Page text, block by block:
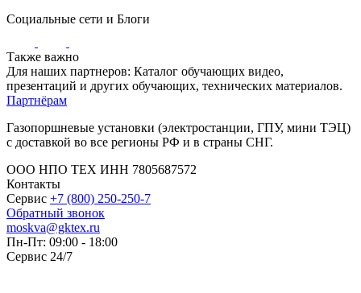
Социальные сети и Блоги
Также важно
Для наших партнеров: Каталог обучающих видео,
презентаций и других обучающих, технических материалов.
Партнёрам
Газопоршневые установки (электростанции, ГПУ, мини ТЭЦ)
с доставкой во все регионы РФ и в страны СНГ.
ООО НПО ТЕХ ИНН 7805687572
Контакты
Сервис +7 (800) 250-250-7
Обратный звонок
moskva@gktex.ru
Пн-Пт: 09:00 - 18:00
Сервис 24/7